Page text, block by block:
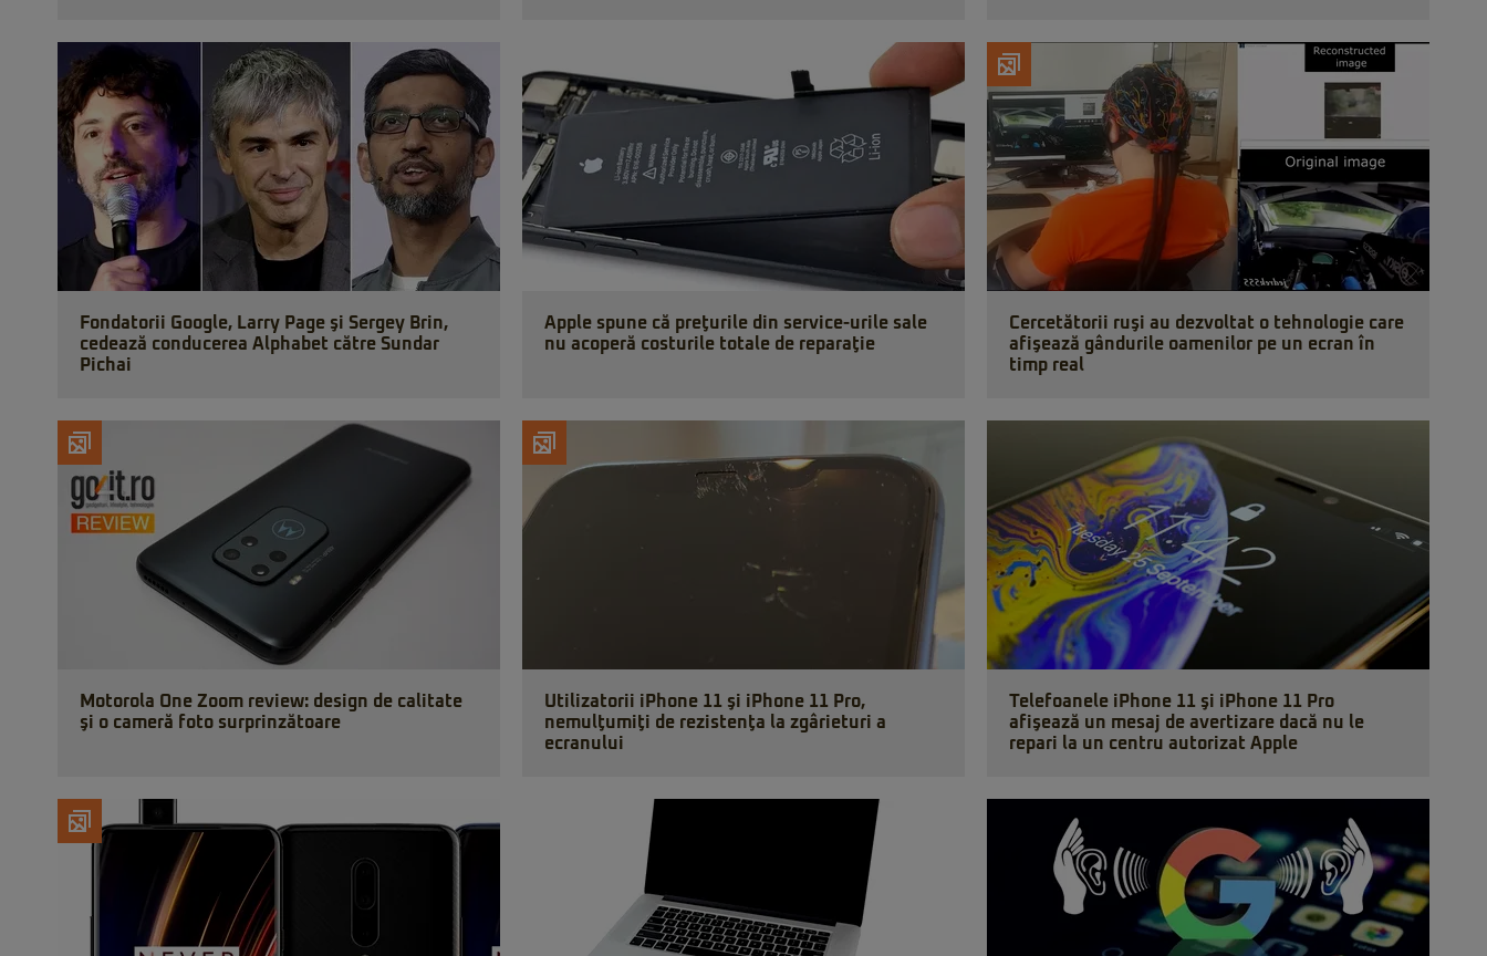
Fondatorii Google, Larry Page şi Sergey Brin,
cedează conducerea Alphabet către Sundar
Pichai
Apple spune că preţurile din service-urile sale
nu acoperă costurile totale de reparaţie
Cercetătorii ruşi au dezvoltat o tehnologie care
afişează gândurile oamenilor pe un ecran în
timp real
Motorola One Zoom review: design de calitate
şi o cameră foto surprinzătoare
Utilizatorii iPhone 11 şi iPhone 11 Pro,
nemulţumiţi de rezistenţa la zgârieturi a
ecranului
Telefoanele iPhone 11 şi iPhone 11 Pro
afişează un mesaj de avertizare dacă nu le
repari la un centru autorizat Apple